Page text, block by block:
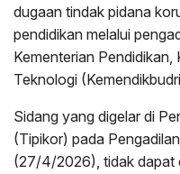
dugaan tindak pidana
pendidikan melalui
Kementerian
Teknologi
Sidang yang digelar di
(Tipikor) pada
(27/4/2026), tidak dapat